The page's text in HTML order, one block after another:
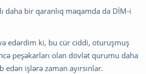
daha bir qaranlıq məqamda da DİM-i
edərdim ki, bu cür ciddi, oturuşmuş
peşəkarları olan dövlət qurumu daha
edən işlərə zaman ayırsınlar.